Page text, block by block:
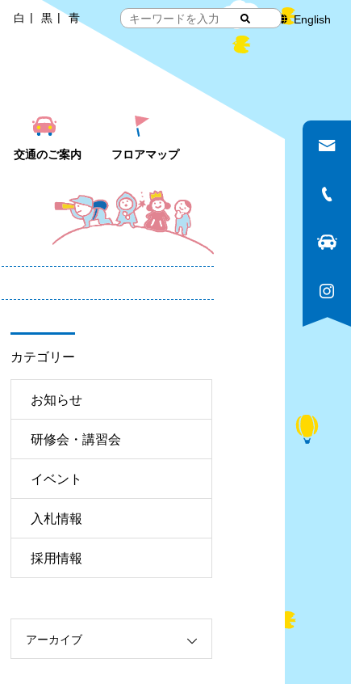
白 黒 青 English
交通のご案内 フロアマップ
カテゴリー
お知らせ
研修会・講習会
イベント
入札情報
採用情報
アーカイブ